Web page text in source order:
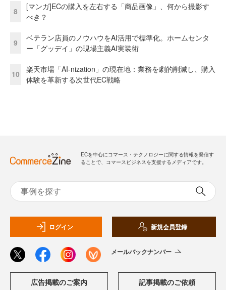
8
[マンガ]ECの購入を左右する「商品画像」、何から撮影す
べき？
9
ベテラン店員のノウハウをAI活用で標準化。ホームセンタ
ー「グッデイ」の現場主義AI実装術
10
楽天市場「AI-nization」の現在地：業務を劇的削減し、購入
体験を革新する次世代EC戦略
ECを中心にコマース・テクノロジーに関する情報を発信す
ることで、コマースビジネスを支援するメディアです。
ログイン 新規会員登録
メールバックナンバー
広告掲載のご案内 記事掲載のご依頼